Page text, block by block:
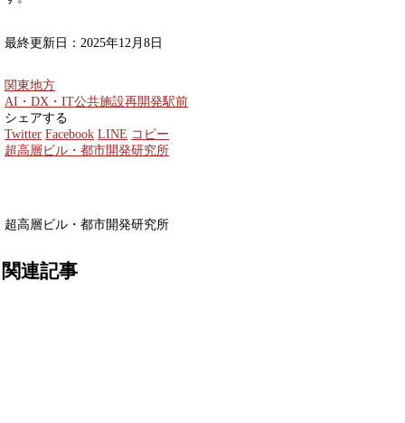
最終更新日：2025年12月8日
関東地方
AI・DX・IT公共施設再開発駅前
シェアする
Twitter Facebook LINE コピー
超高層ビル・都市開発研究所
超高層ビル・都市開発研究所
関連記事